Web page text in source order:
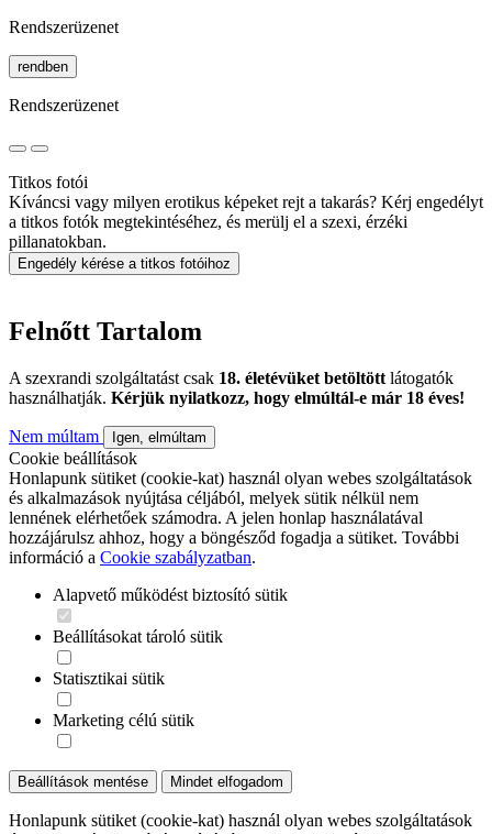
Rendszerüzenet
rendben
Rendszerüzenet
Titkos fotói
Kíváncsi vagy milyen erotikus képeket rejt a takarás? Kérj engedélyt
a titkos fotók megtekintéséhez, és merülj el a szexi, érzéki
pillanatokban.
Engedély kérése a titkos fotóihoz
Felnőtt Tartalom
A szexrandi szolgáltatást csak 18. életévüket betöltött látogatók
használhatják. Kérjük nyilatkozz, hogy elmúltál-e már 18 éves!
Nem múltam Igen, elmúltam
Cookie beállítások
Honlapunk sütiket (cookie-kat) használ olyan webes szolgáltatások
és alkalmazások nyújtása céljából, melyek sütik nélkül nem
lennének elérhetőek számodra. A jelen honlap használatával
hozzájárulsz ahhoz, hogy a böngésződ fogadja a sütiket. További
információ a Cookie szabályzatban.
Alapvető működést biztosító sütik
Beállításokat tároló sütik
Statisztikai sütik
Marketing célú sütik
Beállítások mentése Mindet elfogadom
Honlapunk sütiket (cookie-kat) használ olyan webes szolgáltatások